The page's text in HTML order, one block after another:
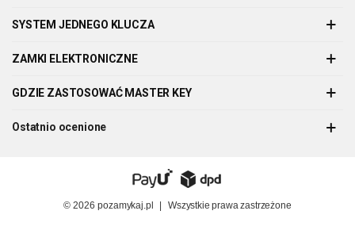
SYSTEM JEDNEGO KLUCZA
ZAMKI ELEKTRONICZNE
GDZIE ZASTOSOWAĆ MASTER KEY
Ostatnio ocenione
© 2026 pozamykaj.pl Wszystkie prawa zastrzeżone